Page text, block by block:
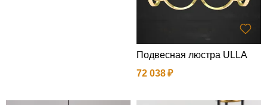
Подвесная люстра ULLA
72 038